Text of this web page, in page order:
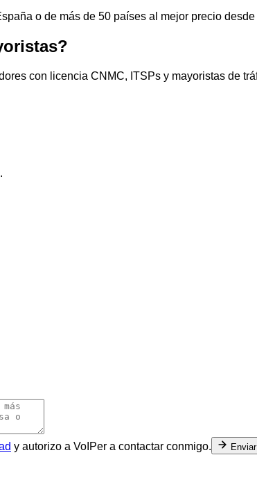
o de más de 50 países al mejor precio
con licencia CNMC, ITSPs y mayoristas de
y autorizo a VoIPer a contactar conmigo.